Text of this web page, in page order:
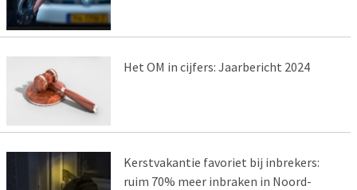
Het OM in cijfers: Jaarbericht 2024
Kerstvakantie favoriet bij inbrekers:
ruim 70% meer inbraken in Noord-